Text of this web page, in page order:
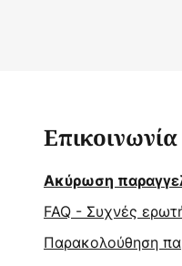
Ακύρωση
FAQ - Συχνές
Παρακολούθηση